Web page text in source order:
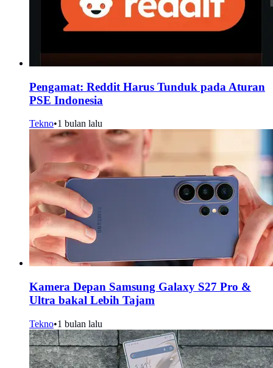
Pengamat: Reddit Harus Tunduk pada Aturan
PSE Indonesia
Tekno•1 bulan lalu
Kamera Depan Samsung Galaxy S27 Pro &
Ultra bakal Lebih Tajam
Tekno•1 bulan lalu